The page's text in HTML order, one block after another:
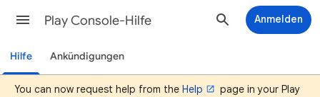
Play Console-Hilfe Anmelden
Hilfe Ankündigungen
You can now request help from the Help
page in your Play